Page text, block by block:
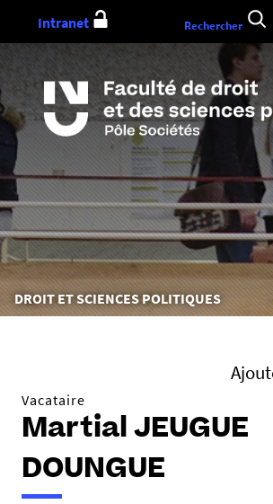
au
contenu
Vous
êtes
DROIT ET SCIENCES POLITIQUES
Intranet Rechercher
Vacataire
Martial JEUGUE
DOUNGUE